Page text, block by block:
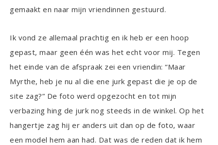
gemaakt en naar mijn vriendinnen gestuurd.
Ik vond ze allemaal prachtig en ik heb er een hoop
gepast, maar geen één was het echt voor mij. Tegen
het einde van de afspraak zei een vriendin: “Maar
Myrthe, heb je nu al die ene jurk gepast die je op de
site zag?” De foto werd opgezocht en tot mijn
verbazing hing de jurk nog steeds in de winkel. Op het
hangertje zag hij er anders uit dan op de foto, waar
een model hem aan had. Dat was de reden dat ik hem